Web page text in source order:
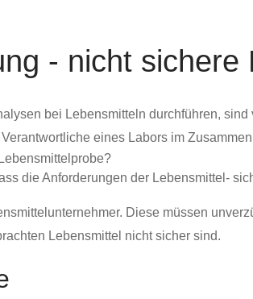
- nicht sichere
bei Lebensmitteln durchführen,
eines Labors im
die Anforderungen der Lebensmittel-
Diese müssen
Lebensmittel nicht sicher sind.